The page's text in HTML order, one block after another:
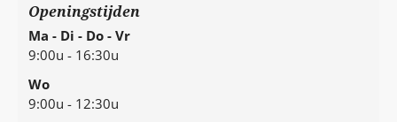
Openingstijden
Ma - Di - Do - Vr
9:00u - 16:30u
Wo
9:00u - 12:30u